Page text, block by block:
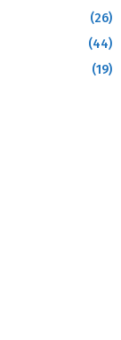
(26)
(44)
(19)